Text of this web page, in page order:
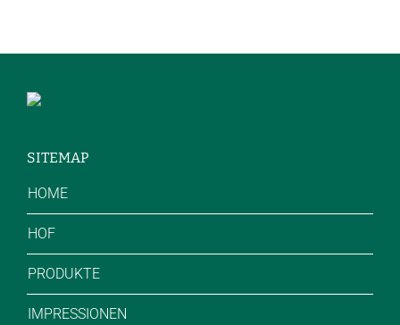
SITEMAP
HOME
HOF
PRODUKTE
IMPRESSIONEN